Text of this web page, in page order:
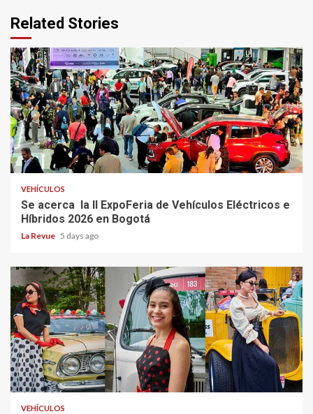
Related Stories
VEHÍCULOS
Se acerca la II ExpoFeria de Vehículos Eléctricos e
Híbridos 2026 en Bogotá
La Revue 5 days ago
VEHÍCULOS